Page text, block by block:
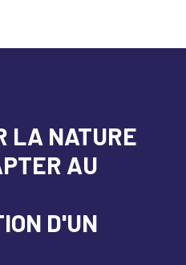
LA NATURE
AU
D'UN